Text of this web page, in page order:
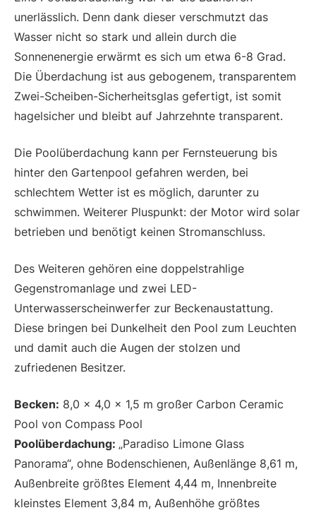
unerlässlich. Denn dank dieser verschmutzt das
Wasser nicht so stark und allein durch die
Sonnenenergie erwärmt es sich um etwa 6-8 Grad.
Die Überdachung ist aus gebogenem, transparentem
Zwei-Scheiben-Sicherheitsglas gefertigt, ist somit
hagelsicher und bleibt auf Jahrzehnte transparent.
Die Poolüberdachung kann per Fernsteuerung bis
hinter den Gartenpool gefahren werden, bei
schlechtem Wetter ist es möglich, darunter zu
schwimmen. Weiterer Pluspunkt: der Motor wird solar
betrieben und benötigt keinen Stromanschluss.
Des Weiteren gehören eine doppelstrahlige
Gegenstromanlage und zwei LED-
Unterwasserscheinwerfer zur Beckenaustattung.
Diese bringen bei Dunkelheit den Pool zum Leuchten
und damit auch die Augen der stolzen und
zufriedenen Besitzer.
Becken: 8,0 x 4,0 x 1,5 m großer Carbon Ceramic
Pool von Compass Pool
Poolüberdachung: „Paradiso Limone Glass
Panorama“, ohne Bodenschienen, Außenlänge 8,61 m,
Außenbreite größtes Element 4,44 m, Innenbreite
kleinstes Element 3,84 m, Außenhöhe größtes